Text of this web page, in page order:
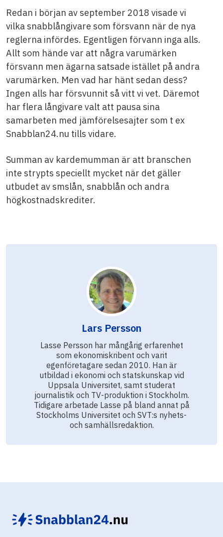
Redan i början av september 2018 visade vi
vilka snabblångivare som försvann när de nya
reglerna infördes. Egentligen förvann inga alls.
Allt som hände var att några varumärken
försvann men ägarna satsade istället på andra
varumärken. Men vad har hänt sedan dess?
Ingen alls har försvunnit så vitt vi vet. Däremot
har flera långivare valt att pausa sina
samarbeten med jämförelsesajter som t ex
Snabblan24.nu tills vidare.
Summan av kardemumman är att branschen
inte strypts speciellt mycket när det gäller
utbudet av smslån, snabblån och andra
högkostnadskrediter.
Lars Persson
Lasse Persson har mångårig erfarenhet
som ekonomiskribent och varit
egenföretagare sedan 2010. Han är
utbildad i ekonomi och statskunskap vid
Uppsala Universitet, samt studerat
journalistik och TV-produktion i Stockholm.
Tidigare arbetade Lasse på bland annat på
Stockholms Universitet och SVT:s nyhets-
och samhällsredaktion.